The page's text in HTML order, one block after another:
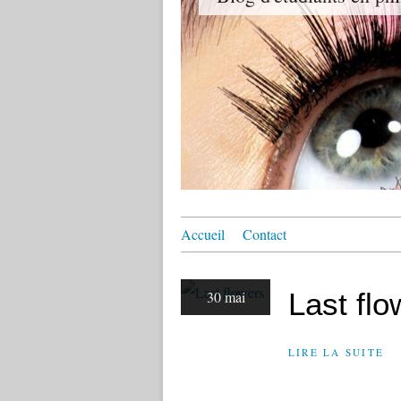
Accueil Contact
30 mai Last
LIRE LA SUITE